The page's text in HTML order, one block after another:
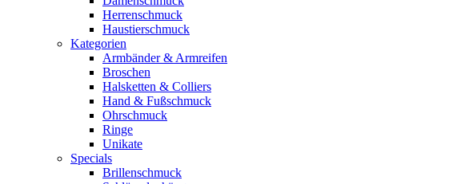
Herrenschmuck
Haustierschmuck
Kategorien
Armbänder & Armreifen
Broschen
Halsketten & Colliers
Hand & Fußschmuck
Ohrschmuck
Ringe
Unikate
Specials
Brillenschmuck